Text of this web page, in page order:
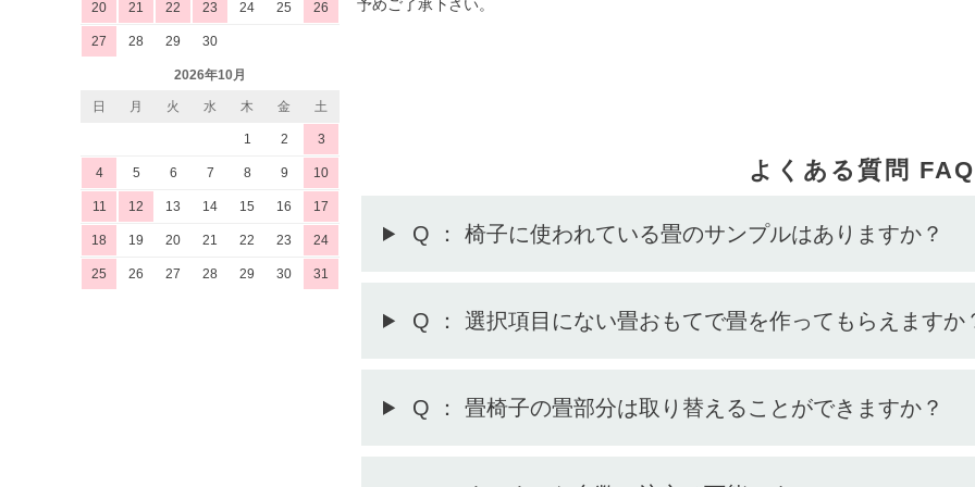
20 21 22 23 24 25 26
27 28 29 30
2026年10月
日 月 火 水 木 金 土
1 2 3
4 5 6 7 8 9 10
11 12 13 14 15 16 17
18 19 20 21 22 23 24
25 26 27 28 29 30 31
予めご了承下さい。
よくある質問 FAQ
Q ： 椅子に使われている畳のサンプルはありますか？
Q ： 選択項目にない畳おもてで畳を作ってもらえますか
Q ： 畳椅子の畳部分は取り替えることができますか？